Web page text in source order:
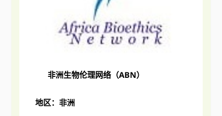
非洲生物伦理网络（ABN）
地区：非洲